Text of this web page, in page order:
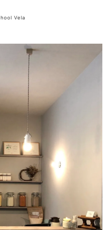
Vela